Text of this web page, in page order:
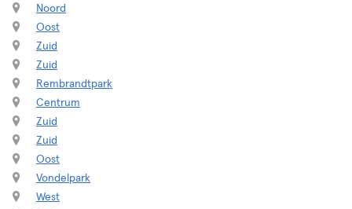
Noord
Oost
Zuid
Zuid
Rembrandtpark
Centrum
Zuid
Zuid
Oost
Vondelpark
West